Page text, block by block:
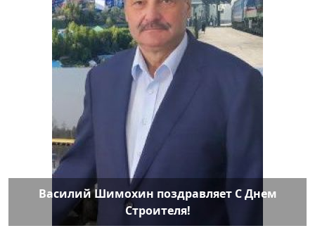
Василий Шимохин поздравляет С Днем
Строителя!